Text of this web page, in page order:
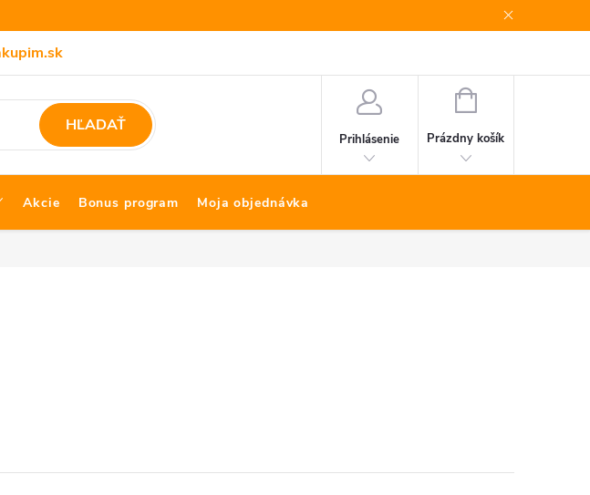
Blog Bosch náradie
HĽADAŤ
Prihlásenie
NÁKUPNÝ
Prázdny košík
Akcie Bonus program Moja objednávka